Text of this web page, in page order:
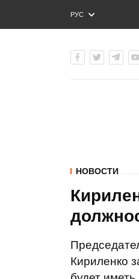
РУС
ENG
НОВОСТИ
Кириленко